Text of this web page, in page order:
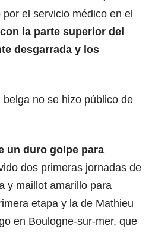
el servicio médico en el
con la parte superior del
desgarrada y los
no se hizo público de
un duro golpe para
dos primeras jornadas de
y maillot amarillo para
etapa y la de Mathieu
en Boulogne-sur-mer, que